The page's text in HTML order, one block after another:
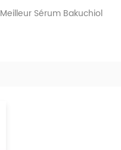
Meilleur Sérum Bakuchiol